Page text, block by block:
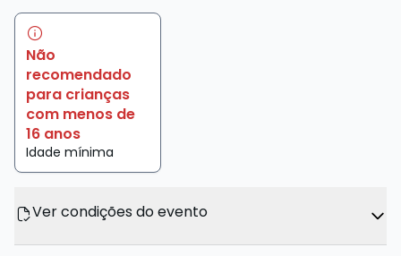
Não
recomendado
para crianças
com menos de
16 anos
Idade mínima
Ver condições do evento